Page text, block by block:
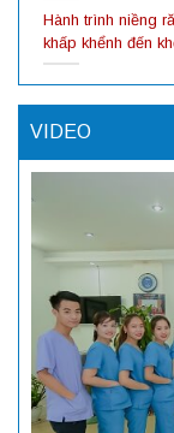
Hành trình niềng
khấp khểnh đến
VIDEO